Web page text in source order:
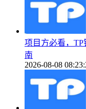
项目方必看，
南
2026-08-08